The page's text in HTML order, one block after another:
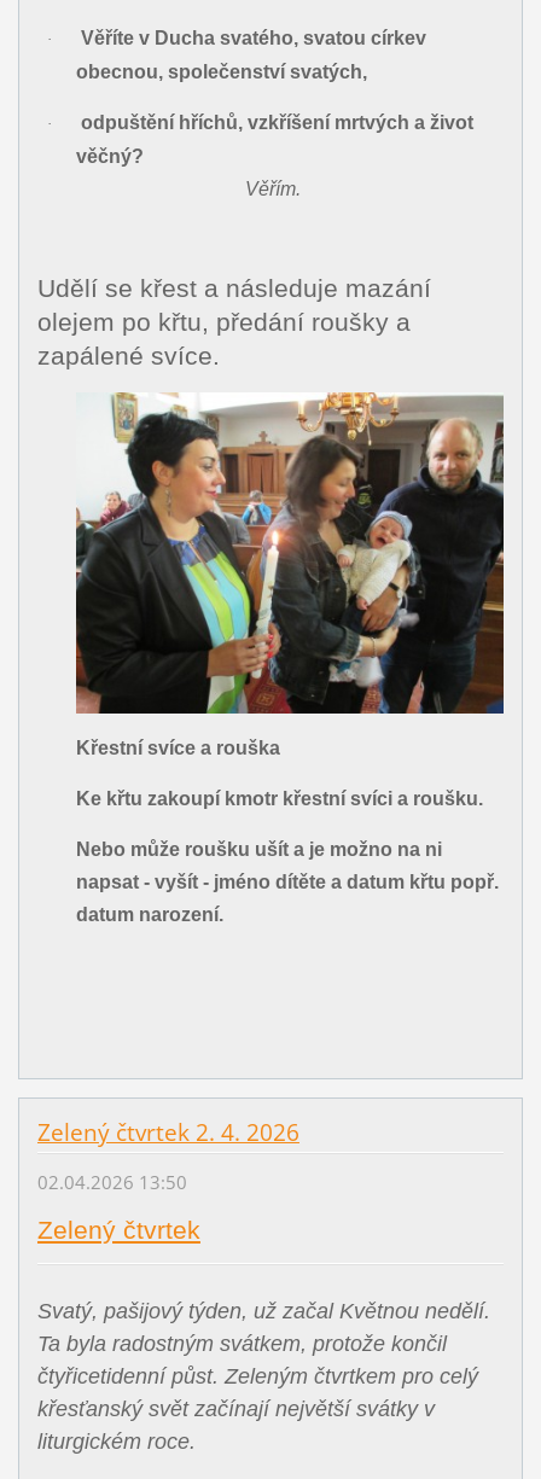
·
Věříte v Ducha svatého, svatou církev
obecnou, společenství svatých,
·
odpuštění hříchů, vzkříšení mrtvých a život
věčný?
Věřím.
Udělí se křest a následuje mazání
olejem po křtu, předání roušky a
zapálené svíce.
Křestní svíce a rouška
Ke křtu zakoupí kmotr křestní svíci a roušku.
Nebo může roušku ušít a je možno na ni
napsat - vyšít - jméno dítěte a datum křtu popř.
datum narození.
Zelený čtvrtek 2. 4. 2026
02.04.2026 13:50
Zelený čtvrtek
Svatý, pašijový týden, už začal Květnou nedělí.
Ta byla radostným svátkem, protože končil
čtyřicetidenní půst. Zeleným čtvrtkem pro celý
křesťanský svět začínají největší svátky v
liturgickém roce.